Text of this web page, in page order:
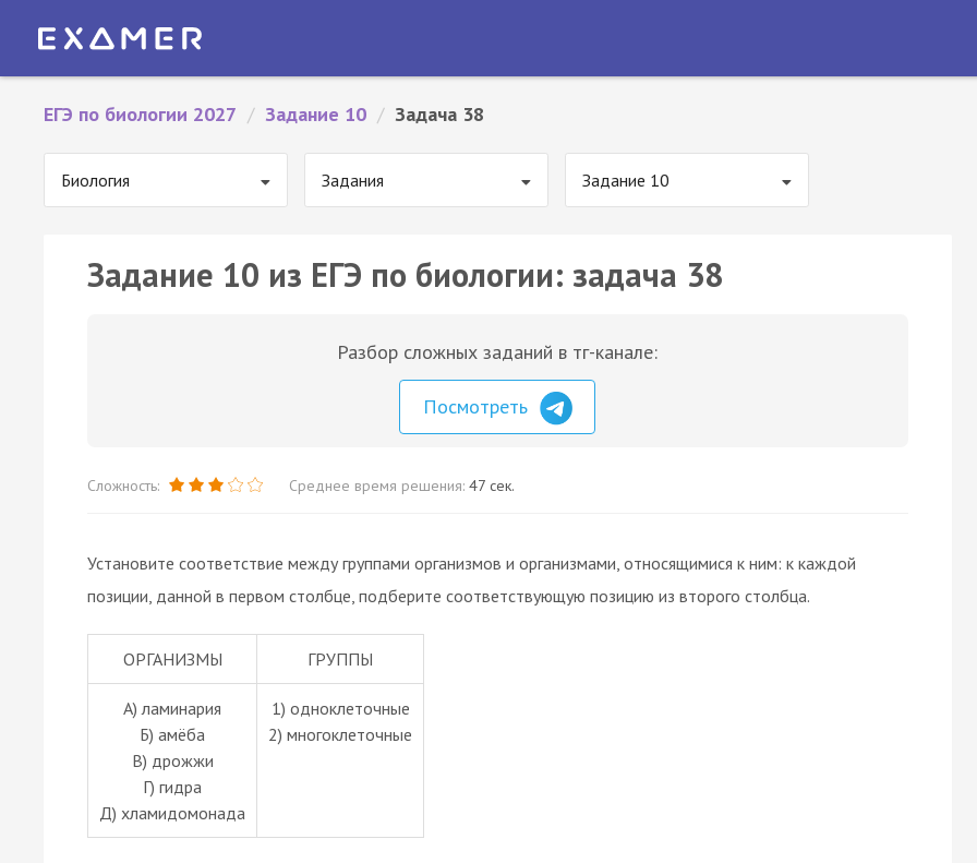
ЕГЭ по биологии 2027 / Задание 10 / Задача 38
Биология Задания Задание 10
Задание 10 из ЕГЭ по биологии: задача 38
Разбор сложных заданий в тг-канале:
Посмотреть
Сложность: Среднее время решения: 47 сек.
Установите соответствие между группами организмов и организмами, относящимися к ним: к каждой
позиции, данной в первом столбце, подберите соответствующую позицию из второго столбца.
ОРГАНИЗМЫ ГРУППЫ
А) ламинария
Б) амёба
В) дрожжи
Г) гидра
Д) хламидомонада
1) одноклеточные
2) многоклеточные